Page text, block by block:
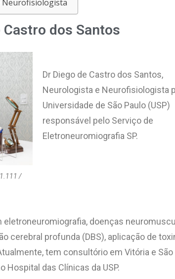
Neurofisiologista
Castro dos Santos
/
Dr Diego de Castro dos Santos,
Neurologista e Neurofisiologista
Universidade de São Paulo (USP)
responsável pelo Serviço de
Eletroneuromiografia SP.
eletroneuromiografia, doenças
cerebral profunda (DBS), aplicação de
tem consultório em Vitória e São
das Clínicas da USP.